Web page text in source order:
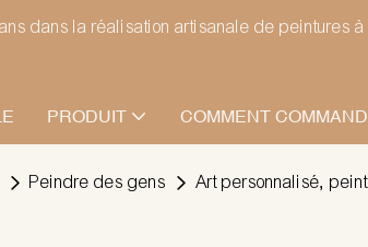
dans la réalisation artisanale de peintures à
PRODUIT COMMENT
Peindre des gens Art personnalisé,